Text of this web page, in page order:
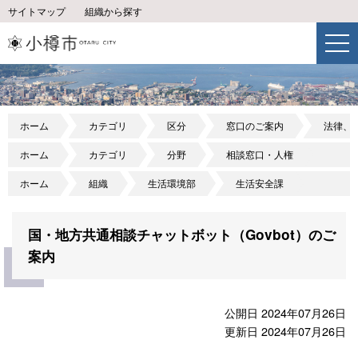
サイトマップ 組織から探す
ホーム カテゴリ 区分 窓口のご案内 法律、
ホーム カテゴリ 分野 相談窓口・人権
ホーム 組織 生活環境部 生活安全課
国・地方共通相談チャットボット（Govbot）のご
案内
公開日 2024年07月26日
更新日 2024年07月26日